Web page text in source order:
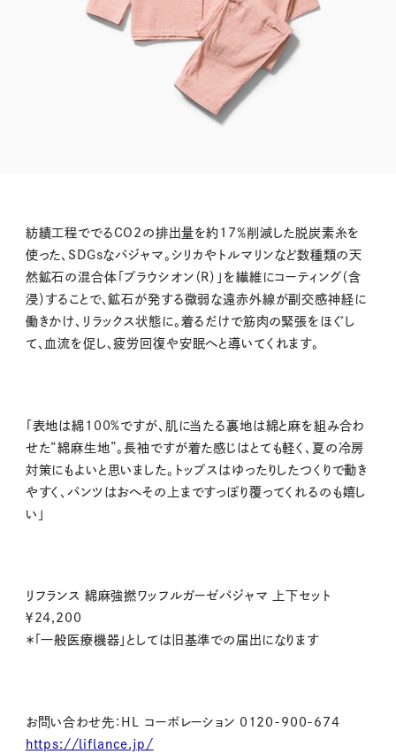
紡績工程ででるCO2の排出量を約17％削減した脱炭素糸を
使った、SDGsなパジャマ。シリカやトルマリンなど数種類の天
然鉱石の混合体「プラウシオン（R）」を繊維にコーティング（含
浸）することで、鉱石が発する微弱な遠赤外線が副交感神経に
働きかけ、リラックス状態に。着るだけで筋肉の緊張をほぐし
て、血流を促し、疲労回復や安眠へと導いてくれます。
「表地は綿100%ですが、肌に当たる裏地は綿と麻を組み合わ
せた“綿麻生地”。長袖ですが着た感じはとても軽く、夏の冷房
対策にもよいと思いました。トップスはゆったりしたつくりで動き
やすく、パンツはおへその上まですっぽり覆ってくれるのも嬉し
い」
リフランス 綿麻強撚ワッフルガーゼパジャマ 上下セット
￥24,200
＊「一般医療機器」としては旧基準での届出になります
お問い合わせ先：HL コーポレーション 0120-900-674
https://liflance.jp/